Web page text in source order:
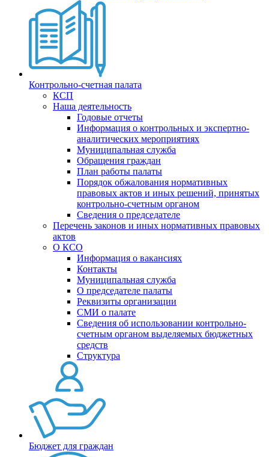
Контрольно-счетная палата
КСП
Наша деятельность
Годовые отчеты
Информация о контрольных и экспертно-
аналитических мероприятиях
Муниципальная служба
Обращения граждан
План работы палаты
Порядок обжалования нормативных
правовых актов и иных решений, принятых
контрольно-счетным органом
Сведения о председателе
Перечень законов и иных нормативных правовых
актов
О КСО
Информация о вакансиях
Контакты
Муниципальная служба
О председателе палаты
Реквизиты организации
СМИ о палате
Сведения об использовании контрольно-
счетным органом выделяемых бюджетных
средств
Структура
Бюджет для граждан